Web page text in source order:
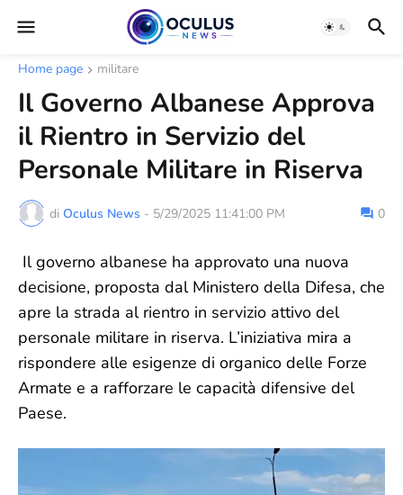
Home page militare
Il Governo Albanese Approva
il Rientro in Servizio del
Personale Militare in Riserva
di Oculus News - 5/29/2025 11:41:00 PM 0
Il governo albanese ha approvato una nuova
decisione, proposta dal Ministero della Difesa, che
apre la strada al rientro in servizio attivo del
personale militare in riserva. L’iniziativa mira a
rispondere alle esigenze di organico delle Forze
Armate e a rafforzare le capacità difensive del
Paese.